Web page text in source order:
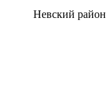
Невский район